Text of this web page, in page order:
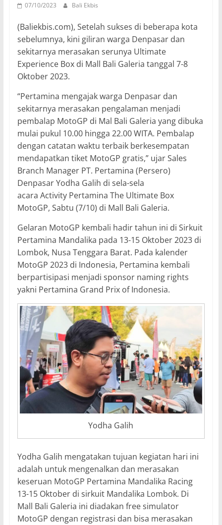
07/10/2023 Bali Ekbis
(Baliekbis.com), Setelah sukses di beberapa kota
sebelumnya, kini giliran warga Denpasar dan
sekitarnya merasakan serunya Ultimate
Experience Box di Mall Bali Galeria tanggal 7-8
Oktober 2023.
“Pertamina mengajak warga Denpasar dan
sekitarnya merasakan pengalaman menjadi
pembalap MotoGP di Mal Bali Galeria yang dibuka
mulai pukul 10.00 hingga 22.00 WITA. Pembalap
dengan catatan waktu terbaik berkesempatan
mendapatkan tiket MotoGP gratis,” ujar Sales
Branch Manager PT. Pertamina (Persero)
Denpasar Yodha Galih di sela-sela
acara Activity Pertamina The Ultimate Box
MotoGP, Sabtu (7/10) di Mall Bali Galeria.
Gelaran MotoGP kembali hadir tahun ini di Sirkuit
Pertamina Mandalika pada 13-15 Oktober 2023 di
Lombok, Nusa Tenggara Barat. Pada kalender
MotoGP 2023 di Indonesia, Pertamina kembali
berpartisipasi menjadi sponsor naming rights
yakni Pertamina Grand Prix of Indonesia.
Yodha Galih
Yodha Galih mengatakan tujuan kegiatan hari ini
adalah untuk mengenalkan dan merasakan
keseruan MotoGP Pertamina Mandalika Racing
13-15 Oktober di sirkuit Mandalika Lombok. Di
Mall Bali Galeria ini diadakan free simulator
MotoGP dengan registrasi dan bisa merasakan